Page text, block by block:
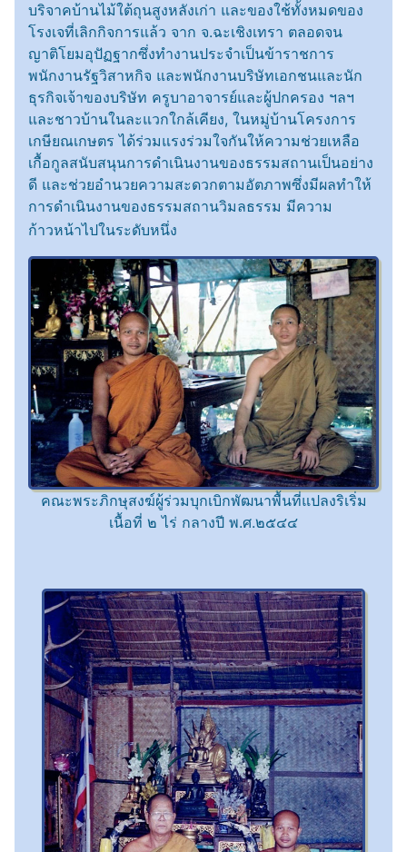
บริจาคบ้านไม้ใต้ถุนสูงหลังเก่า และของใช้ทั้งหมดของ
โรงเจที่เลิกกิจการแล้ว จาก จ.ฉะเชิงเทรา ตลอดจน
ญาติโยมอุปัฏฐากซึ่งทำงานประจำเป็นข้าราชการ
พนักงานรัฐวิสาหกิจ และพนักงานบริษัทเอกชนและนัก
ธุรกิจเจ้าของบริษัท ครูบาอาจารย์และผู้ปกครอง ฯลฯ
และชาวบ้านในละแวกใกล้เคียง, ในหมู่บ้านโครงการ
เกษียณเกษตร ได้ร่วมแรงร่วมใจกันให้ความช่วยเหลือ
เกื้อกูลสนับสนุนการดำเนินงานของธรรมสถานเป็นอย่าง
ดี และช่วยอำนวยความสะดวกตามอัตภาพซึ่งมีผลทำให้
การดำเนินงานของธรรมสถานวิมลธรรม มีความ
ก้าวหน้าไปในระดับหนึ่ง
คณะพระภิกษุสงฆ์ผู้ร่วมบุกเบิกพัฒนาพื้นที่แปลงริเริ่ม
เนื้อที่ ๒ ไร่ กลางปี พ.ศ.๒๕๔๔